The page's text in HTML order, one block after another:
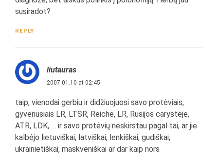
susiradot?
REPLY
liutauras
2007.01.10 at 02:45
taip, vienodai gerbiu ir didžiuojuosi savo protėviais,
gyvenusiais LR, LTSR, Reiche, LR, Rusijos carystėje,
ATR, LDK, … ir savo protėvių neskirstau pagal tai, ar jie
kalbėjo lietuviškai, latviškai, lenkiškai, gudiškai,
ukrainietiškai, maskvėniškai ar dar kaip nors